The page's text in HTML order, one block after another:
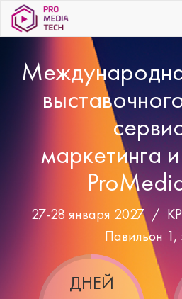
маркетинга
27-28 января 2027 /
Павильон 1,
ДНЕЙ